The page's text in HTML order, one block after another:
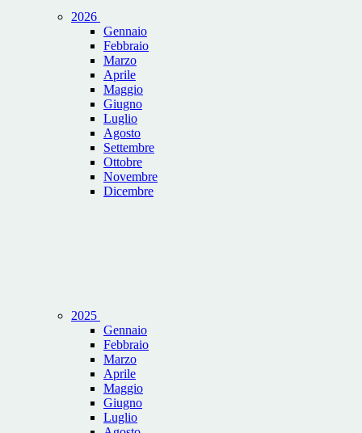
2026
Gennaio
Febbraio
Marzo
Aprile
Maggio
Giugno
Luglio
Agosto
Settembre
Ottobre
Novembre
Dicembre
2025
Gennaio
Febbraio
Marzo
Aprile
Maggio
Giugno
Luglio